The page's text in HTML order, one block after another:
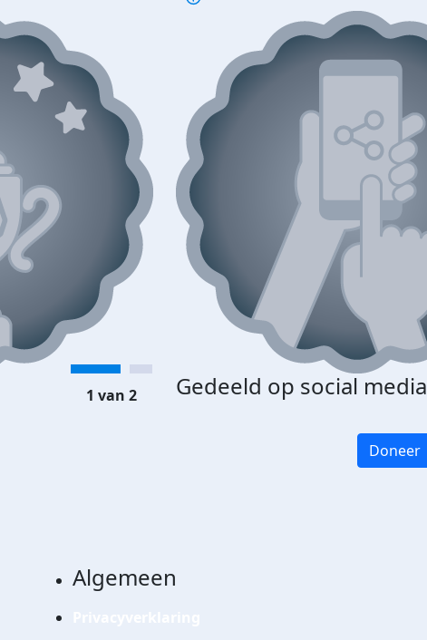
Gedeeld op social media
1 van 2
Doneer
Algemeen